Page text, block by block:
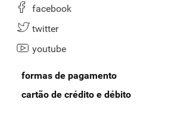
facebook
twitter
youtube
formas de pagamento
cartão de crédito e débito